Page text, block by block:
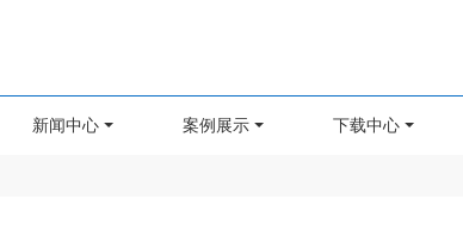
新闻中心 案例展示 下载中心